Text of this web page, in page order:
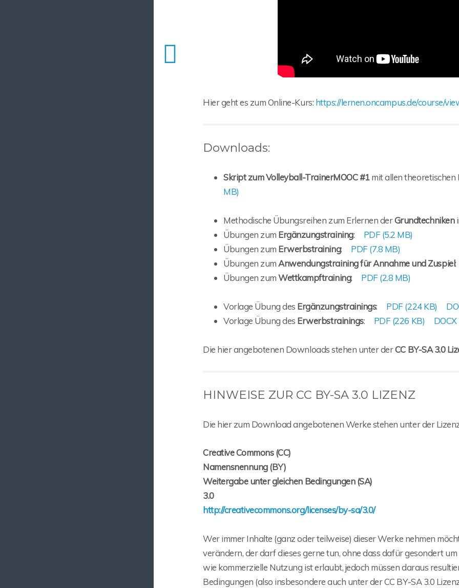
Hier geht es zum Online-Kurs: https://lernen.oncampus.de/course/
Downloads:
Skript zum Volleyball-TrainerMOOC #1mit allen
MB)
Methodische Übungsreihen zum Erlernen derGrundtechniken
Übungen zum Ergänzungstraining: PDF (5.2 MB)
Übungen zum Erwerbstraining: PDF (7.8 MB)
Übungen zumAnwendungstraining für Annahme und Zuspiel
Übungen zumWettkampftraining: PDF (2.8 MB)
Vorlage Übung des Ergänzungstrainings: PDF (224 KB)
Vorlage Übung des Erwerbstrainings: PDF (226 KB) DOCX
Die hier angebotenen Downloads stehen unter derCC BY-SA 3.0
HINWEISE ZUR CC BY-SA 3.0 LIZENZ
Die hier zum Download angebotenen Werke stehen unter der
Creative Commons (CC)
Namensnennung (BY)
Weitergabe unter gleichen Bedingungen (SA)
3.0
http://creativecommons.org/licenses/by-sa/3.0/
Wer immer Inhalte (ganz oder teilweise) dieser Werke nehmen
verändern, der darf dieses gerne tun, ohne dass dafür gesondert
wie kommerzielle Nutzung ist erlaubt, jedoch müssen daraus
Bedingungen (also insbesondere auch unter der CC BY-SA 3.0